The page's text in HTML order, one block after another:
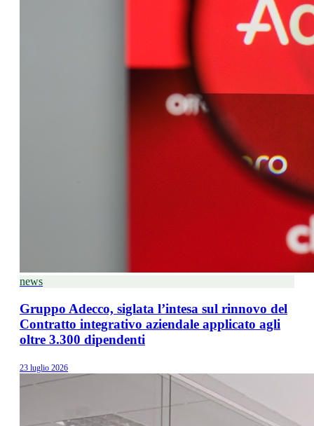
news
Gruppo Adecco, siglata l’intesa sul rinnovo del
Contratto integrativo aziendale applicato agli
oltre 3.300 dipendenti
23 luglio 2026